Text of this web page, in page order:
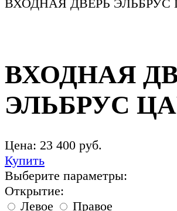
ВХОДНАЯ ДВЕРЬ ЭЛЬБРУС
ВХОДНАЯ
ЭЛЬБРУС
Цена: 23 400 руб.
Купить
Выберите параметры:
Открытие:
Левое
Правое